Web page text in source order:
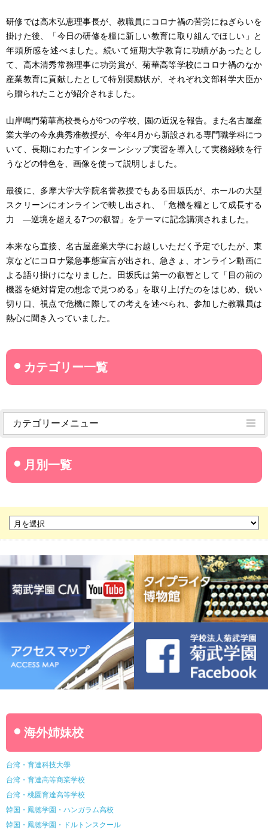
研修では高木弘恵理事長が、教職員にコロナ禍の苦労にねぎらいを
掛けた後、「今日の研修を糧に新しい教育に取り組んでほしい」と
年頭所感を述べました。続いて短期大学教育に功績があったとし
て、高木清秀常務理事に功労賞が、菊華高等学校にコロナ禍のなか
産業教育に貢献したとして特別奨励状が、それぞれ文部科学大臣か
ら贈られたことが紹介されました。
山岸鳴門菊華高校長らが6つの学校、園の近況を報告。また名古屋産
業大学の今永典秀准教授が、今年4月から新設される専門職学科につ
いて、長期にわたすインターンシップ実習を導入して実務経験を行
うなどの特色を、画像を使って説明しました。
最後に、多摩大学大学院名誉教授でもある田坂氏が、ホールの大型
スクリーンにオンラインで映し出され、「危機を糧として成長する
力 ―逆境を超える7つの叡智」をテーマに記念講演されました。
本来なら直接、名古屋産業大学にお越しいただく予定でしたが、東
京などにコロナ緊急事態宣言が出され、急きょ、オンライン動画に
よる語り掛けになりました。田坂氏は第一の叡智として「目の前の
機器を絶対肯定の想念で見つめる」を取り上げたのをはじめ、鋭い
切り口、視点で危機に際しての考えを述べられ、参加した教職員は
熱心に聞き入っていました。
カテゴリーメニュー
菊武学園からのお知らせ
名古屋産業大学
菊華高等学校
菊武ビジネス専門学校
名古屋ウェディング＆フラワー・ビューティ学院
菊武幼稚園
稲葉保育園
海外姉妹校
台湾・育達科技大學
台湾・育達高等商業学校
台湾・桃園育達高等学校
韓国・鳳徳学園・ハンガラム高校
韓国・鳳徳学園・ドルトンスクール